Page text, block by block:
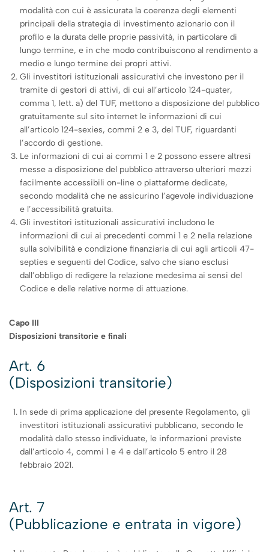
modalità con cui è assicurata la coerenza degli elementi
principali della strategia di investimento azionario con il
profilo e la durata delle proprie passività, in particolare di
lungo termine, e in che modo contribuiscono al rendimento a
medio e lungo termine dei propri attivi.
Gli investitori istituzionali assicurativi che investono per il
tramite di gestori di attivi, di cui all’articolo 124-quater,
comma 1, lett. a) del TUF, mettono a disposizione del pubblico
gratuitamente sul sito internet le informazioni di cui
all’articolo 124-sexies, commi 2 e 3, del TUF, riguardanti
l’accordo di gestione.
Le informazioni di cui ai commi 1 e 2 possono essere altresì
messe a disposizione del pubblico attraverso ulteriori mezzi
facilmente accessibili on-line o piattaforme dedicate,
secondo modalità che ne assicurino l’agevole individuazione
e l’accessibilità gratuita.
Gli investitori istituzionali assicurativi includono le
informazioni di cui ai precedenti commi 1 e 2 nella relazione
sulla solvibilità e condizione finanziaria di cui agli articoli 47-
septies e seguenti del Codice, salvo che siano esclusi
dall’obbligo di redigere la relazione medesima ai sensi del
Codice e delle relative norme di attuazione.
Capo III
Disposizioni transitorie e finali
Art. 6
(Disposizioni transitorie)
In sede di prima applicazione del presente Regolamento, gli
investitori istituzionali assicurativi pubblicano, secondo le
modalità dallo stesso individuate, le informazioni previste
dall’articolo 4, commi 1 e 4 e dall’articolo 5 entro il 28
febbraio 2021.
Art. 7
(Pubblicazione e entrata in vigore)